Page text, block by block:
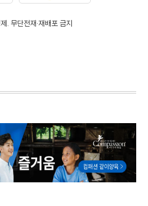
. 무단전재·재배포 금지